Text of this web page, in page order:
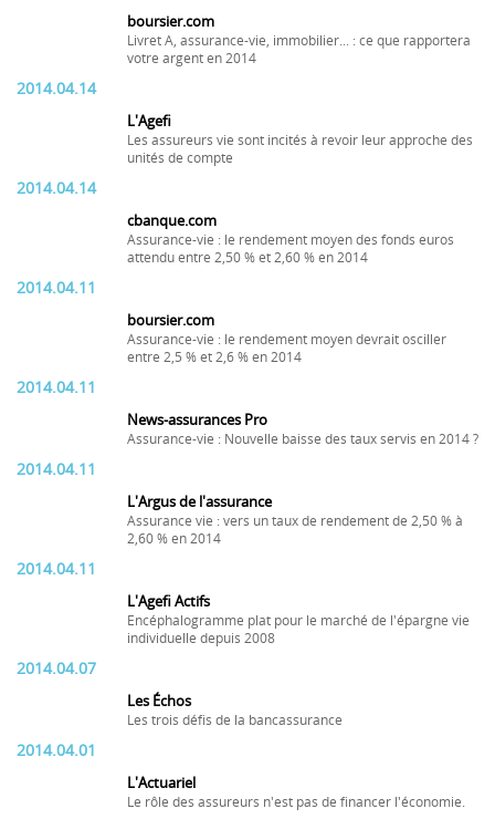
boursier.com
Livret A, assurance-vie, immobilier... : ce que rapportera
votre argent en 2014
2014.04.14
L'Agefi
Les assureurs vie sont incités à revoir leur approche des
unités de compte
2014.04.14
cbanque.com
Assurance-vie : le rendement moyen des fonds euros
attendu entre 2,50 % et 2,60 % en 2014
2014.04.11
boursier.com
Assurance-vie : le rendement moyen devrait osciller
entre 2,5 % et 2,6 % en 2014
2014.04.11
News-assurances Pro
Assurance-vie : Nouvelle baisse des taux servis en 2014 ?
2014.04.11
L'Argus de l'assurance
Assurance vie : vers un taux de rendement de 2,50 % à
2,60 % en 2014
2014.04.11
L'Agefi Actifs
Encéphalogramme plat pour le marché de l'épargne vie
individuelle depuis 2008
2014.04.07
Les Échos
Les trois défis de la bancassurance
2014.04.01
L'Actuariel
Le rôle des assureurs n'est pas de financer l'économie.